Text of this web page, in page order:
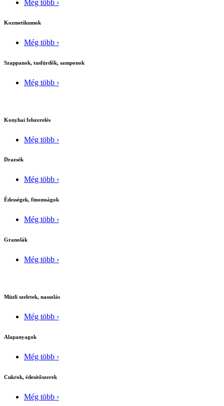
Még több ›
Kozmetikumok
Még több ›
Szappanok, tusfürdők, samponok
Még több ›
Konyhai felszerelés
Még több ›
Drazsék
Még több ›
Édességek, finomságok
Még több ›
Granolák
Még több ›
Müzli szeletek, nassolás
Még több ›
Alapanyagok
Még több ›
Cukrok, édesítõszerek
Még több ›